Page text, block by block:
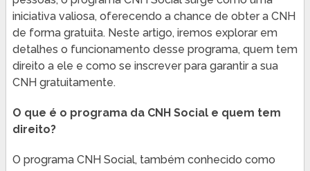
iniciativa valiosa, oferecendo a chance de obter a CNH
de forma gratuita. Neste artigo, iremos explorar em
detalhes o funcionamento desse programa, quem tem
direito a ele e como se inscrever para garantir a sua
CNH gratuitamente.
O que é o programa da CNH Social e quem tem
direito?
O programa CNH Social, também conhecido como